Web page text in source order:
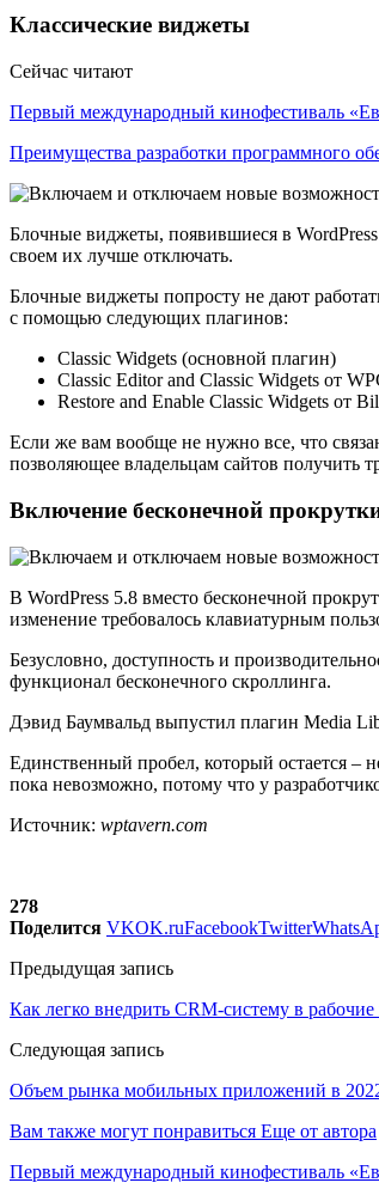
Классические виджеты
Сейчас читают
Первый международный кинофестиваль
Преимущества разработки программного
Блочные виджеты, появившиеся в
своем их лучше отключать.
Блочные виджеты попросту не дают
с помощью следующих плагинов:
Classic Widgets (основной плагин)
Classic Editor and Classic Widgets от
Restore and Enable Classic Widgets от
Если же вам вообще не нужно все, что
позволяющее владельцам сайтов получить
Включение бесконечной
В WordPress 5.8 вместо бесконечной
изменение требовалось клавиатурным
Безусловно, доступность и
функционал бесконечного скроллинга.
Дэвид Баумвальд выпустил плагин Media
Единственный пробел, который остается –
пока невозможно, потому что у
Источник: wptavern.com
278
Поделится VKOK.ruFacebookTwitter
Предыдущая запись
Как легко внедрить CRM-систему в
Следующая запись
Объем рынка мобильных приложений в
Вам также могут понравиться Еще от автора
Первый международный кинофестиваль